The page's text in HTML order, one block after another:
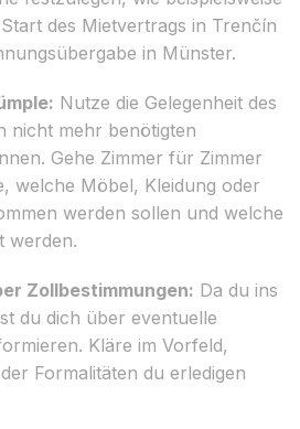
des Mietvertrags in Trenčín
in Münster.
Nutze die Gelegenheit des
nicht mehr benötigten
Gehe Zimmer für Zimmer
welche Möbel, Kleidung oder
werden sollen und welche
werden.
Zollbestimmungen: Da du ins
du dich über eventuelle
Kläre im Vorfeld,
Formalitäten du erledigen